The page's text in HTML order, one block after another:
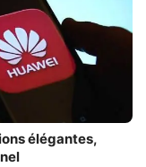
élégantes,